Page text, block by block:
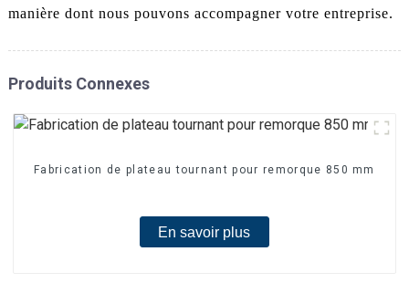
manière dont nous pouvons accompagner votre entreprise.
Produits Connexes
Fabrication de plateau tournant pour remorque 850 mm
En savoir plus